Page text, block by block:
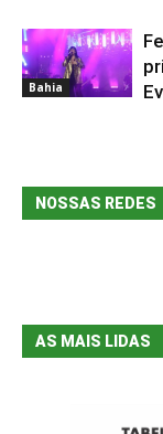
Bahia
NOSSAS REDES
AS MAIS LIDAS